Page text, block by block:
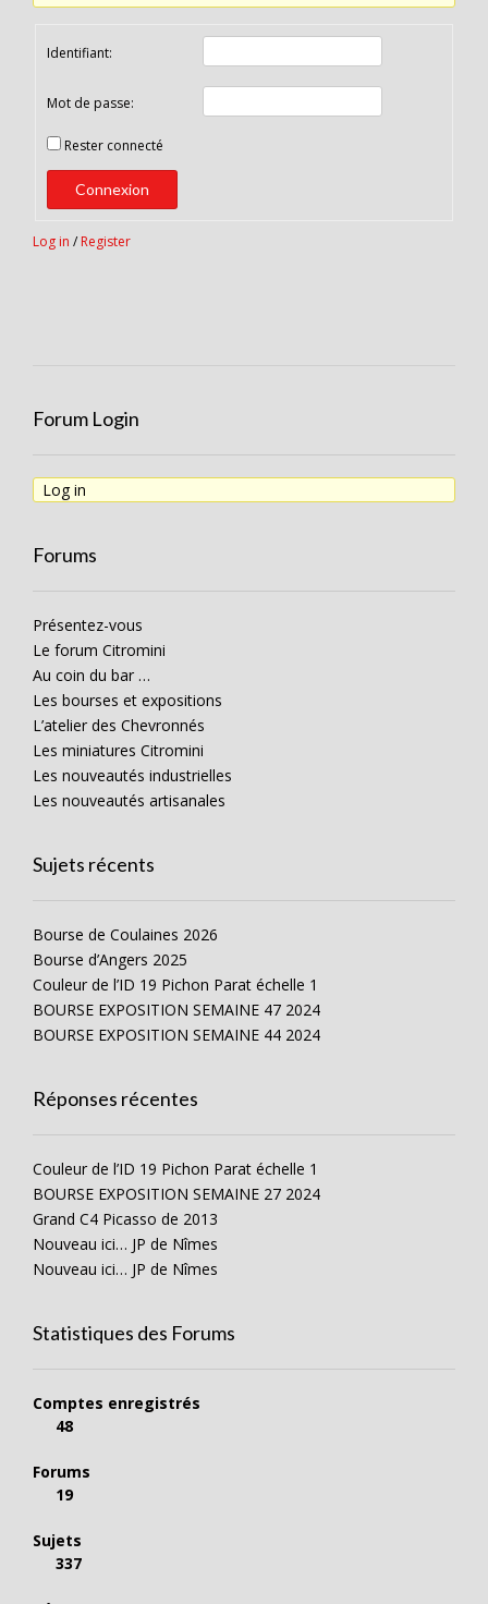
Identifiant:
Mot de passe:
Rester connecté
Connexion
Log in / Register
Forum Login
Log in
Forums
Présentez-vous
Le forum Citromini
Au coin du bar …
Les bourses et expositions
L’atelier des Chevronnés
Les miniatures Citromini
Les nouveautés industrielles
Les nouveautés artisanales
Sujets récents
Bourse de Coulaines 2026
Bourse d’Angers 2025
Couleur de l’ID 19 Pichon Parat échelle 1
BOURSE EXPOSITION SEMAINE 47 2024
BOURSE EXPOSITION SEMAINE 44 2024
Réponses récentes
Couleur de l’ID 19 Pichon Parat échelle 1
BOURSE EXPOSITION SEMAINE 27 2024
Grand C4 Picasso de 2013
Nouveau ici… JP de Nîmes
Nouveau ici… JP de Nîmes
Statistiques des Forums
Comptes enregistrés
48
Forums
19
Sujets
337